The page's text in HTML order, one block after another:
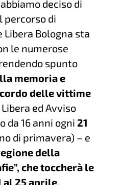
deciso di
percorso di
Bologna sta
le numerose
spunto
memoria e
delle vittime
Libera ed Avviso
da 16 anni ogni 21
di primavera) – e
della
che toccherà le
al 25 aprile.